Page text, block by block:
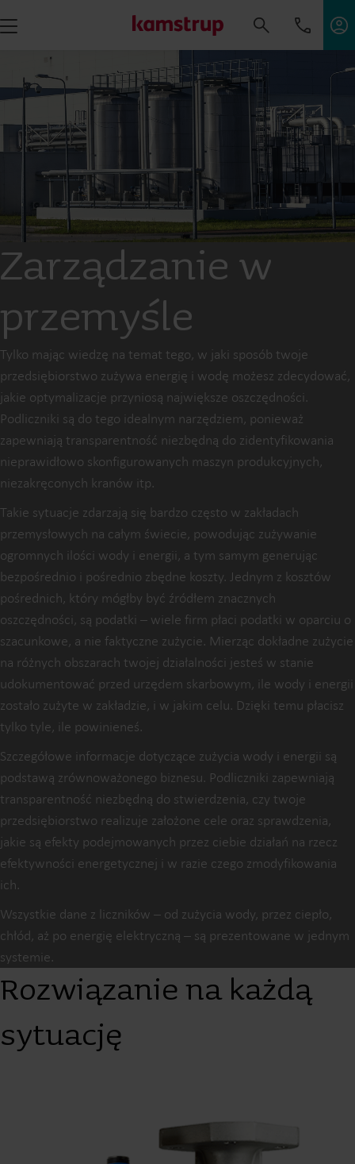
Zarządzanie w
przemyśle
Tylko mając wiedzę na temat tego, w jaki sposób twoje
przedsiębiorstwo zużywa energię i wodę możesz zdecydować,
jakie optymalizacje przyniosą największe oszczędności.
Podliczniki są do tego idealnym narzędziem, ponieważ
zapewniają transparentność niezbędną do zidentyfikowania
nieprawidłowo skonfigurowanych maszyn produkcyjnych,
niezakręconych kranów itp.
Takie sytuacje zdarzają się bardzo często w zakładach
przemysłowych na całym świecie, powodując zużywanie
ogromnych ilości wody i energii, a tym samym generując
bezpośrednio i pośrednio zbędne koszty. Jednym z kosztów
pośrednich, który mógłby być źródłem znacznych
oszczędności, są podatki – wiele firm płaci podatki w oparciu o
szacunkowe, a nie faktyczne zużycie. Mierząc dokładne zużycie
na różnych obszarach twojej działalności jesteś w stanie
udokumentować przed urzędem skarbowym, ile wody i energii
zostało zużyte w zakładzie, i w jakim celu. Dzięki temu płacisz
tylko tyle, ile powinieneś.
Szczegółowe informacje dotyczące zużycia wody i energii są
podstawą zrównoważonego biznesu. Podliczniki zapewniają
transparentność niezbędną do stwierdzenia, czy twoje
przedsiębiorstwo realizuje założone cele oraz sprawdzenia,
jakie są efekty podejmowanych przez ciebie działań na rzecz
efektywności energetycznej i w razie czego zmodyfikowania
ich.
Wszystkie dane z liczników – od zużycia wody, przez ciepło,
chłód, aż po energię elektryczną – są prezentowane w jednym
systemie.
Rozwiązanie na każdą
sytuację